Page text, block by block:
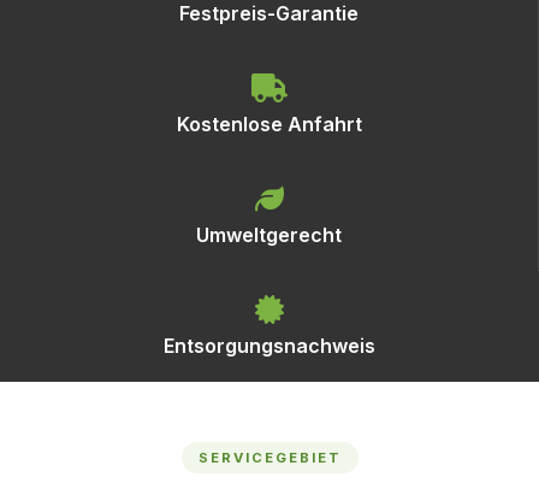
Festpreis-Garantie
Kostenlose Anfahrt
Umweltgerecht
Entsorgungsnachweis
SERVICEGEBIET